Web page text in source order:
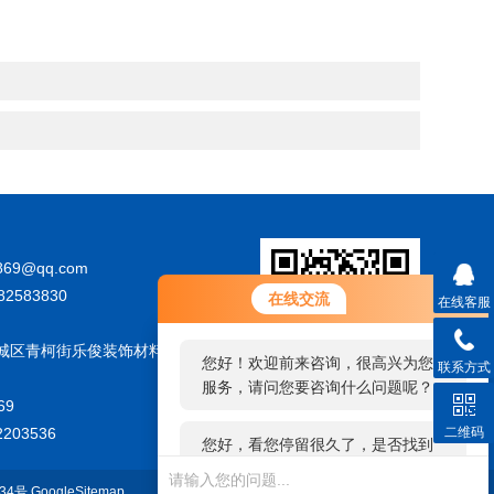
在线交流
您好！欢迎前来咨询，很高兴为您
服务，请问您要咨询什么问题呢？
您好，看您停留很久了，是否找到
了需求产品，您可以直接在线与我
区青柯街乐俊装饰材料城
在线客服
联系方式
二维码